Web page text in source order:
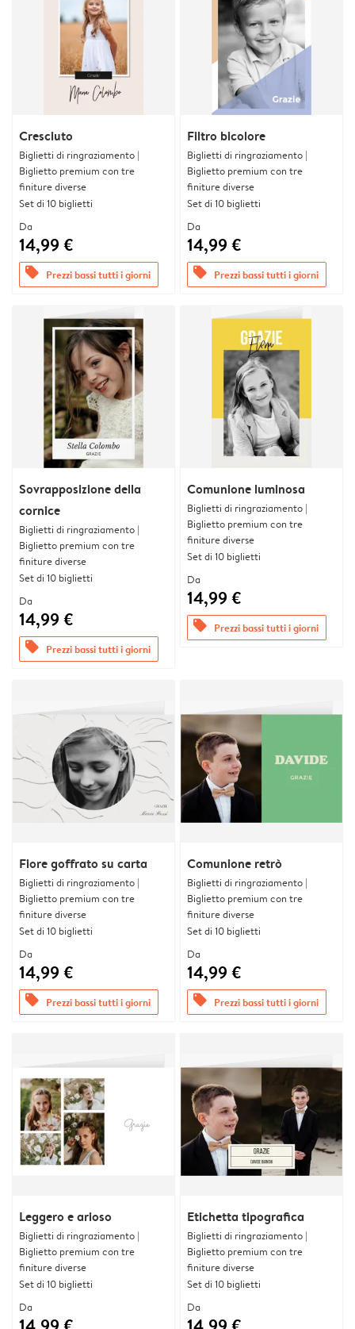
Cresciuto
Biglietti di ringraziamento |
Biglietto premium con tre
finiture diverse
Set di 10 biglietti
Da
14,99 €
offers Prezzi bassi tutti i giorni
Filtro bicolore
Biglietti di ringraziamento |
Biglietto premium con tre
finiture diverse
Set di 10 biglietti
Da
14,99 €
offers Prezzi bassi tutti i giorni
Sovrapposizione della
cornice
Biglietti di ringraziamento |
Biglietto premium con tre
finiture diverse
Set di 10 biglietti
Da
14,99 €
offers Prezzi bassi tutti i giorni
Comunione luminosa
Biglietti di ringraziamento |
Biglietto premium con tre
finiture diverse
Set di 10 biglietti
Da
14,99 €
offers Prezzi bassi tutti i giorni
Fiore goffrato su carta
Biglietti di ringraziamento |
Biglietto premium con tre
finiture diverse
Set di 10 biglietti
Da
14,99 €
offers Prezzi bassi tutti i giorni
Comunione retrò
Biglietti di ringraziamento |
Biglietto premium con tre
finiture diverse
Set di 10 biglietti
Da
14,99 €
offers Prezzi bassi tutti i giorni
Leggero e arioso
Biglietti di ringraziamento |
Biglietto premium con tre
finiture diverse
Set di 10 biglietti
Da
Etichetta tipografica
Biglietti di ringraziamento |
Biglietto premium con tre
finiture diverse
Set di 10 biglietti
Da